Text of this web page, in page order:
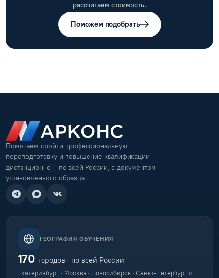
рассчитаем стоимость.
Поможем подобрать
Помогаем пройти профессиональную
переподготовку и повышение квалификации
дистанционно — по всей России, с документом
установленного образца.
ГЕОГРАФИЯ ОБУЧЕНИЯ
170 городов · по всей России
Екатеринбург · Москва · Новосибирск · Санкт-Петербург и